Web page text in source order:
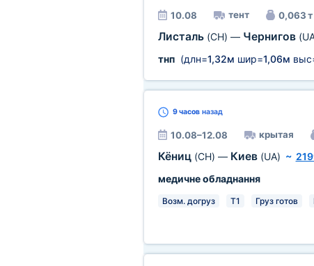
10.08 тент 0,063 т
Листаль (CH) — Чернигов
тнп(длн=1,32м шир=1,06м
9 часовназад
10.08–12.08 крытая
Кёниц (CH) — Киев (UA) ~
медичне обладнання
Возм. догруз T1 Груз готов